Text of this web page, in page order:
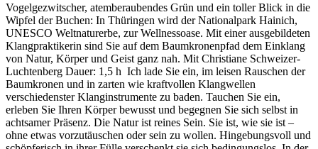
Vogelgezwitscher, atemberaubendes Grün und ein toller Blick in die
Wipfel der Buchen: In Thüringen wird der Nationalpark Hainich,
UNESCO Weltnaturerbe, zur Wellnessoase. Mit einer ausgebildeten
Klangpraktikerin sind Sie auf dem Baumkronenpfad dem Einklang
von Natur, Körper und Geist ganz nah. Mit Christiane Schweizer-
Luchtenberg Dauer: 1,5 h Ich lade Sie ein, im leisen Rauschen der
Baumkronen und in zarten wie kraftvollen Klangwellen
verschiedenster Klanginstrumente zu baden. Tauchen Sie ein,
erleben Sie Ihren Körper bewusst und begegnen Sie sich selbst in
achtsamer Präsenz. Die Natur ist reines Sein. Sie ist, wie sie ist –
ohne etwas vorzutäuschen oder sein zu wollen. Hingebungsvoll und